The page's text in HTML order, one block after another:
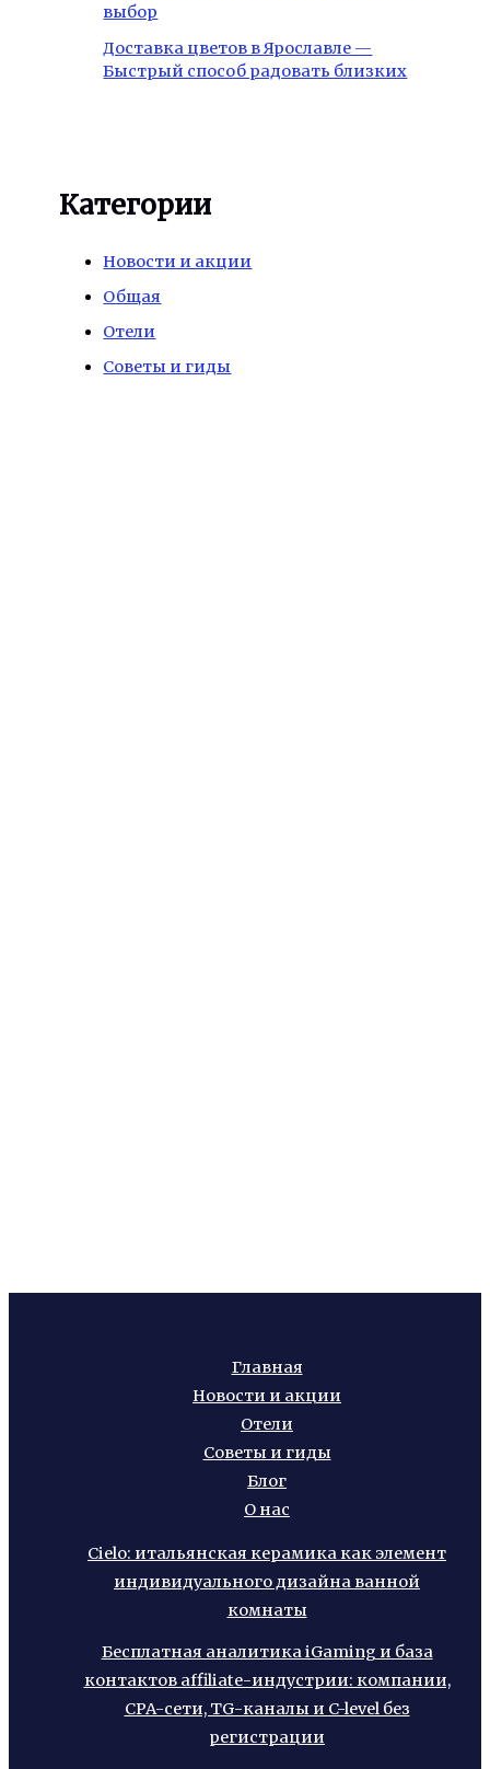
выбор
Доставка цветов в Ярославле —
Быстрый способ радовать близких
Категории
Новости и акции
Общая
Отели
Советы и гиды
Главная
Новости и акции
Отели
Советы и гиды
Блог
О нас
Cielo: итальянская керамика как элемент
индивидуального дизайна ванной
комнаты
Бесплатная аналитика iGaming и база
контактов affiliate-индустрии: компании,
CPA-сети, TG-каналы и C-level без
регистрации